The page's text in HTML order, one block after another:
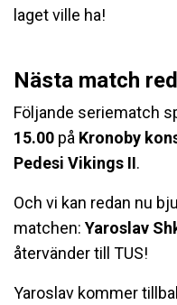
laget ville ha!
Nästa match
Följande seriematch
15.00 på Kronoby
Pedesi Vikings II.
Och vi kan redan nu
matchen: Yaroslav
återvänder till TUS!
Yaroslav kommer